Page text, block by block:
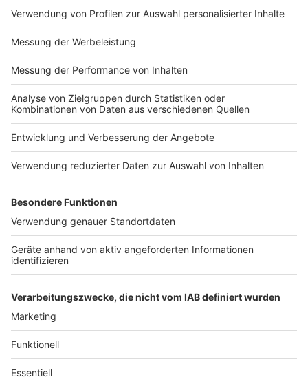
Hindernisse. Kommunalpolitische Mandate seien
ehrenamtlich und sehr zeitaufwendig. Gerade für
Frauen sei es oft schwer, politische Arbeit mit Beruf
und Familienaufgaben zu verbinden. Sitzungstermine
am Abend und ohne feste Dauer erschwerten die
Planbarkeit zusätzlich. Konkrete neue Maßnahmen hat
die Stadt nach eigenen Angaben aktuell noch nicht
angekündigt. Durch die unterzeichnete europäische
Charta für die Gleichstellung von Frauen und Männern
aber weiter im Blick bleiben.
„Wir können Türen öffnen. Hindurchgehen müssen die
Frauen selbst." - Gleichstellungsbeauftragte im Kreis
Viersen.
Anzeige
Anzeige